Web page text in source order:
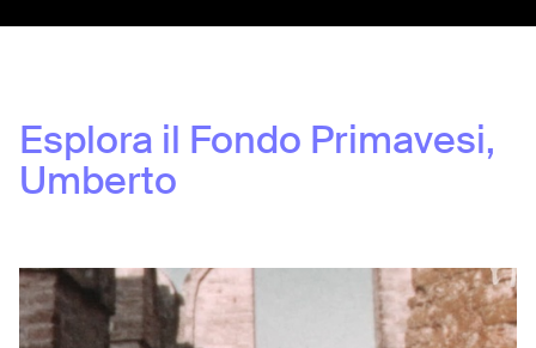
Esplora il Fondo Primavesi,
Umberto